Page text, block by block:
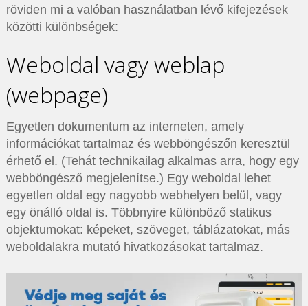
röviden mi a valóban használatban lévő kifejezések
közötti különbségek:
Weboldal vagy weblap
(webpage)
Egyetlen dokumentum az interneten, amely
információkat tartalmaz és webböngészőn keresztül
érhető el. (Tehát technikailag alkalmas arra, hogy egy
webböngésző megjelenítse.) Egy weboldal lehet
egyetlen oldal egy nagyobb webhelyen belül, vagy
egy önálló oldal is. Többnyire különböző statikus
objektumokat: képeket, szöveget, táblázatokat, más
weboldalakra mutató hivatkozásokat tartalmaz.